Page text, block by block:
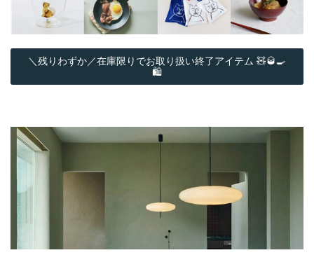
＼残りわずか／在庫限りでお取り扱い終了アイテム 🧸🥃🍳
🛍️